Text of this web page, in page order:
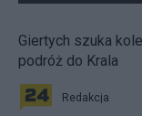
Giertych szuka
podróż do Krala
Redakcja